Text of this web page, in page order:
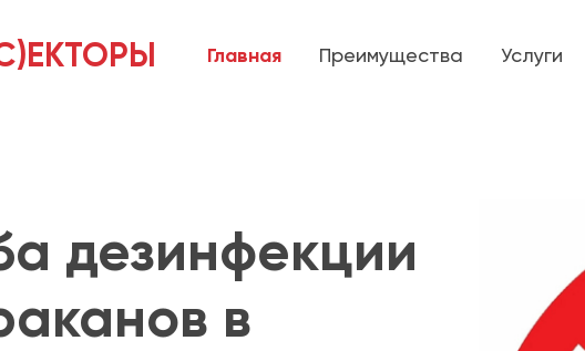
Главная Преимущества Услуги
дезинфекции
в